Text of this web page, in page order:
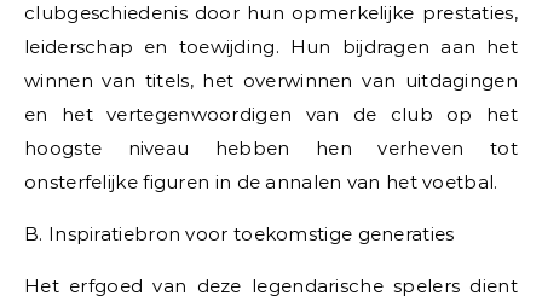
clubgeschiedenis door hun opmerkelijke prestaties,
leiderschap en toewijding. Hun bijdragen aan het
winnen van titels, het overwinnen van uitdagingen
en het vertegenwoordigen van de club op het
hoogste niveau hebben hen verheven tot
onsterfelijke figuren in de annalen van het voetbal.
B. Inspiratiebron voor toekomstige generaties
Het erfgoed van deze legendarische spelers dient